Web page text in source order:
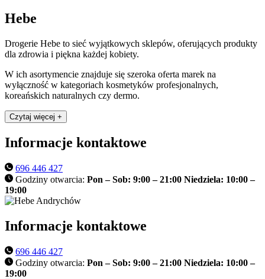
Hebe
Drogerie Hebe to sieć wyjątkowych sklepów, oferujących produkty
dla zdrowia i piękna każdej kobiety.
W ich asortymencie znajduje się szeroka oferta marek na
wyłączność w kategoriach kosmetyków profesjonalnych,
koreańskich naturalnych czy dermo.
Czytaj więcej +
Informacje kontaktowe
696 446 427
Godziny otwarcia: Pon – Sob: 9:00 – 21:00 Niedziela: 10:00 –
19:00
Informacje kontaktowe
696 446 427
Godziny otwarcia: Pon – Sob: 9:00 – 21:00 Niedziela: 10:00 –
19:00